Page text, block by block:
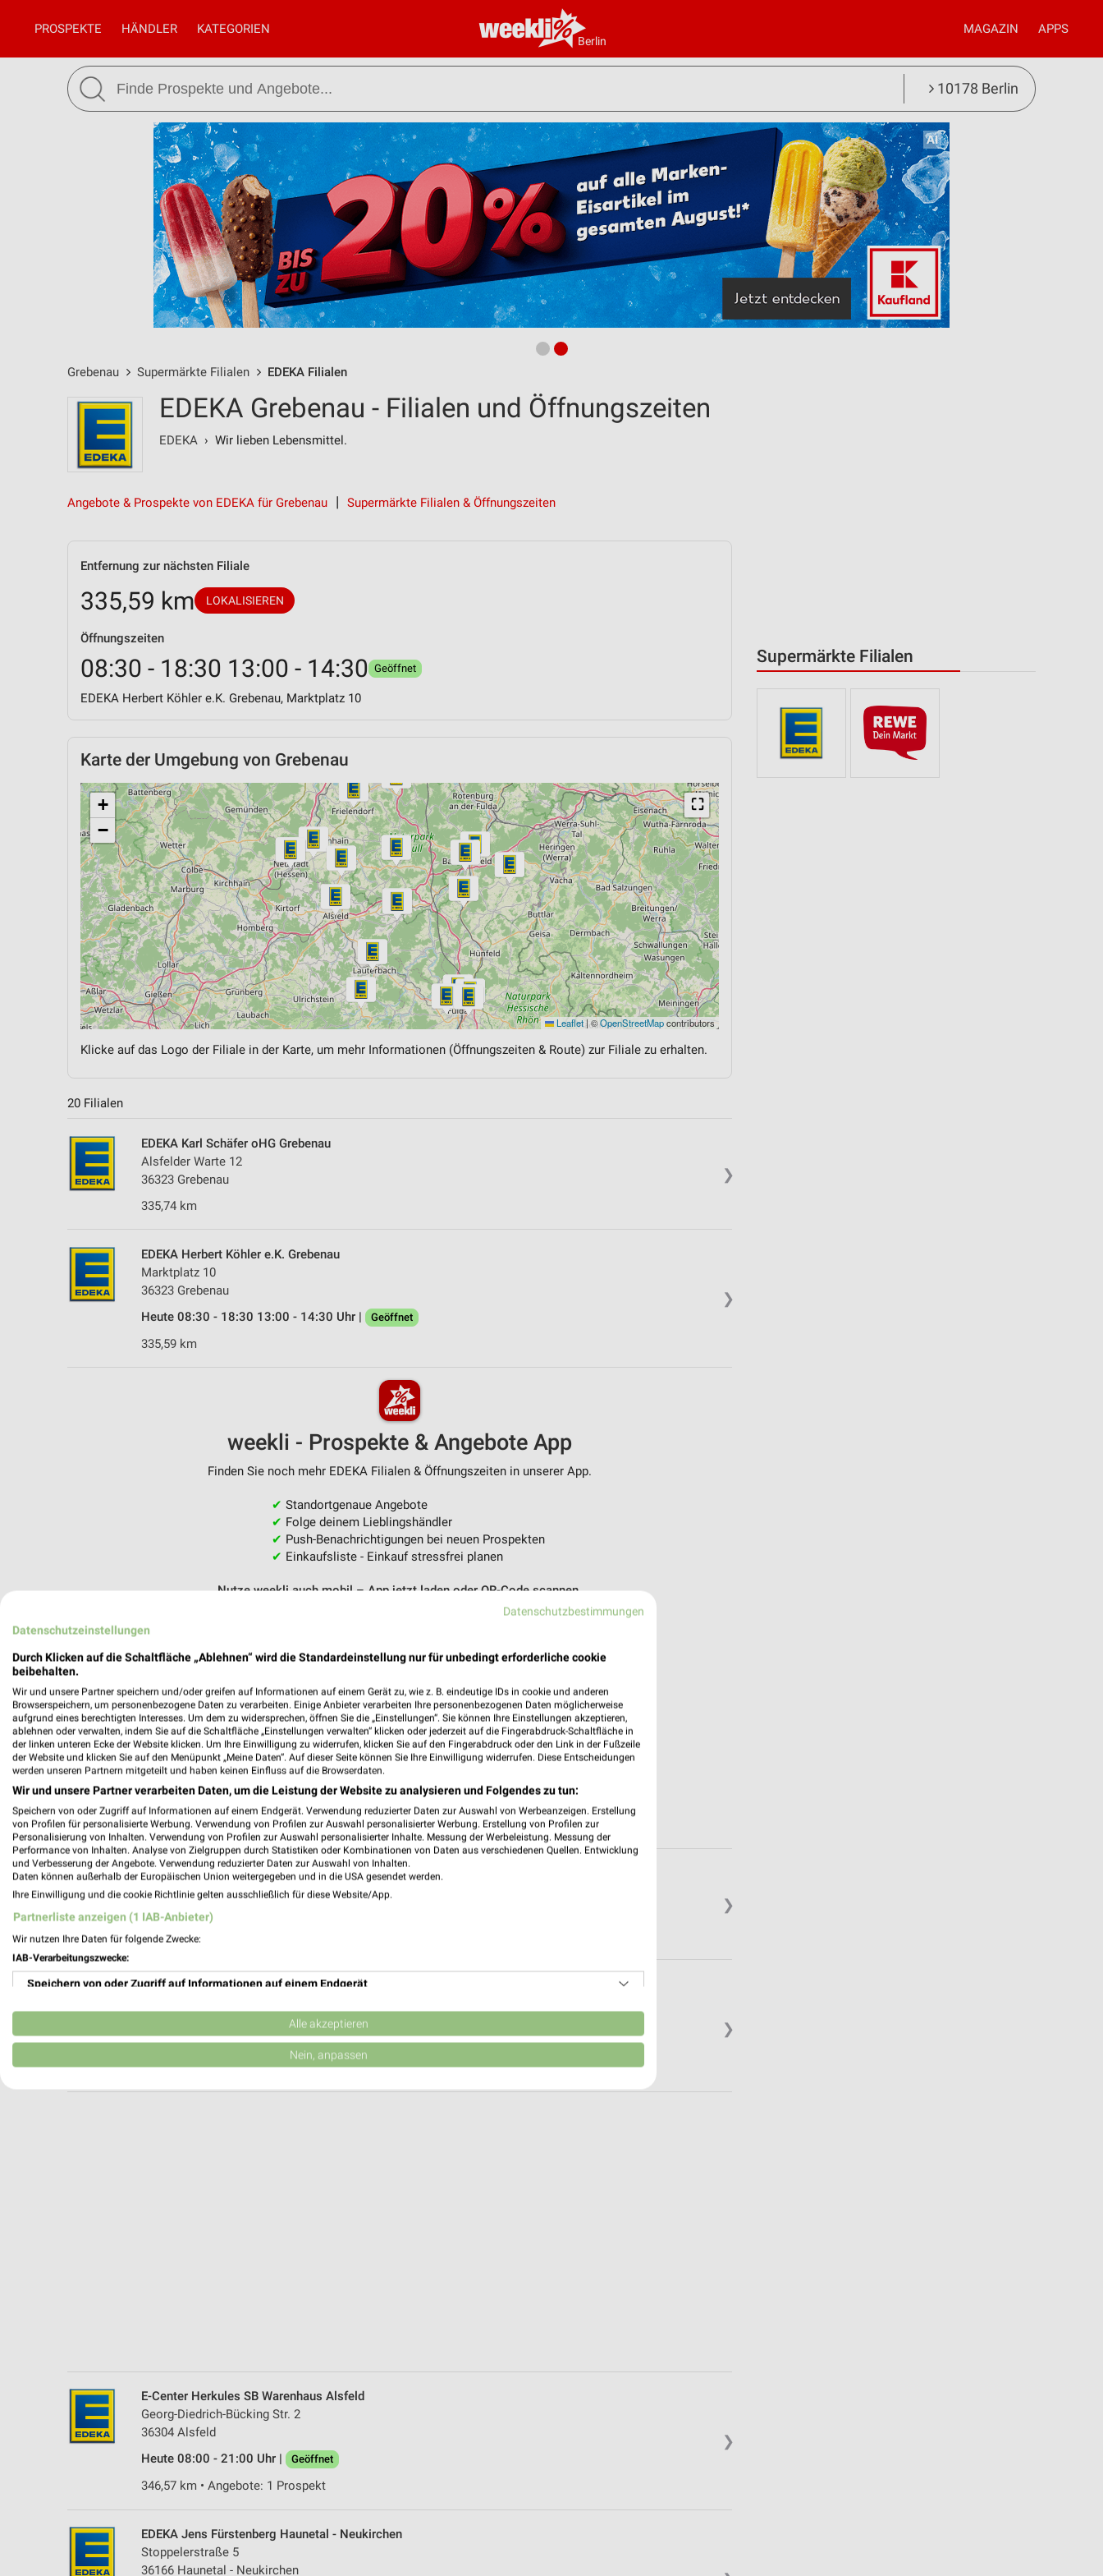
Berlin
PROSPEKTE HÄNDLER KATEGORIEN MAGAZIN APPS
10178 Berlin
Grebenau Supermärkte Filialen EDEKA Filialen
Supermärkte Filialen
EDEKA Grebenau - Filialen und Öffnungszeiten
EDEKA › Wir lieben Lebensmittel.
Angebote & Prospekte von EDEKA für Grebenau Supermärkte Filialen & Öffnungszeiten
Entfernung zur nächsten Filiale
335,59 km LOKALISIEREN
Öffnungszeiten
08:30 - 18:30 13:00 - 14:30 Geöffnet
EDEKA Herbert Köhler e.K. Grebenau, Marktplatz 10
Karte der Umgebung von Grebenau
⛶
+
−
Leaflet|©OpenStreetMapcontributors
Klicke auf das Logo der Filiale in der Karte, um mehr Informationen (Öffnungszeiten & Route) zur Filiale zu erhalten.
20 Filialen
❯
EDEKA Karl Schäfer oHG Grebenau
Alsfelder Warte 12
36323 Grebenau
335,74 km
❯
EDEKA Herbert Köhler e.K. Grebenau
Marktplatz 10
36323 Grebenau
Heute 08:30 - 18:30 13:00 - 14:30 Uhr |
Geöffnet
335,59 km
weekli - Prospekte & Angebote App
Finden Sie noch mehr EDEKA Filialen & Öffnungszeiten in unserer App.
✔ Standortgenaue Angebote
✔ Folge deinem Lieblingshändler
✔ Push-Benachrichtigungen bei neuen Prospekten
✔ Einkaufsliste - Einkauf stressfrei planen
Nutze weekli auch mobil – App jetzt laden oder QR-Code scannen.
❯
Diana Fürstenberg Oberaula
Raiffeisenstr. 1
36280 Oberaula
328,30 km
❯
E-Center Herkules SB Warenhaus Lauterbach
Heute 08:00 - 21:00 Uhr | Geöffnet
❯
E-Center Herkules SB Warenhaus Alsfeld
Georg-Diedrich-Bücking Str. 2
36304 Alsfeld
Heute 08:00 - 21:00 Uhr |
Geöffnet
346,57 km • Angebote: 1 Prospekt
EDEKA Jens Fürstenberg Haunetal - Neukirchen
Stoppelerstraße 5
36166 Haunetal - Neukirchen
Datenschutzbestimmungen
Datenschutzeinstellungen
Durch Klicken auf die Schaltfläche „Ablehnen“ wird die Standardeinstellung nur für unbedingt erforderliche cookie
beibehalten.
Wir und unsere Partner speichern und/oder greifen auf Informationen auf einem Gerät zu, wie z. B. eindeutige IDs in cookie und anderen
Browserspeichern, um personenbezogene Daten zu verarbeiten. Einige Anbieter verarbeiten Ihre personenbezogenen Daten möglicherweise
aufgrund eines berechtigten Interesses. Um dem zu widersprechen, öffnen Sie die „Einstellungen“. Sie können Ihre Einstellungen akzeptieren,
ablehnen oder verwalten, indem Sie auf die Schaltfläche „Einstellungen verwalten“ klicken oder jederzeit auf die Fingerabdruck-Schaltfläche in
der linken unteren Ecke der Website klicken. Um Ihre Einwilligung zu widerrufen, klicken Sie auf den Fingerabdruck oder den Link in der Fußzeile
der Website und klicken Sie auf den Menüpunkt „Meine Daten“. Auf dieser Seite können Sie Ihre Einwilligung widerrufen. Diese Entscheidungen
werden unseren Partnern mitgeteilt und haben keinen Einfluss auf die Browserdaten.
Wir und unsere Partner verarbeiten Daten, um die Leistung der Website zu analysieren und Folgendes zu tun:
Speichern von oder Zugriff auf Informationen auf einem Endgerät. Verwendung reduzierter Daten zur Auswahl von Werbeanzeigen. Erstellung
von Profilen für personalisierte Werbung. Verwendung von Profilen zur Auswahl personalisierter Werbung. Erstellung von Profilen zur
Personalisierung von Inhalten. Verwendung von Profilen zur Auswahl personalisierter Inhalte. Messung der Werbeleistung. Messung der
Performance von Inhalten. Analyse von Zielgruppen durch Statistiken oder Kombinationen von Daten aus verschiedenen Quellen. Entwicklung
und Verbesserung der Angebote. Verwendung reduzierter Daten zur Auswahl von Inhalten.
Daten können außerhalb der Europäischen Union weitergegeben und in die USA gesendet werden.
Ihre Einwilligung und die cookie Richtlinie gelten ausschließlich für diese Website/App.
Partnerliste anzeigen (1 IAB-Anbieter)
Wir nutzen Ihre Daten für folgende Zwecke:
IAB-Verarbeitungszwecke:
Speichern von oder Zugriff auf Informationen auf einem Endgerät
Verwendung reduzierter Daten zur Auswahl von Werbeanzeigen
Erstellung von Profilen für personalisierte Werbung
Verwendung genauer Standortdaten
Geräte anhand von aktiv angeforderten Informationen identifizieren
Nicht-IAB-Verarbeitungszwecke:
Alle akzeptieren
Nein, anpassen